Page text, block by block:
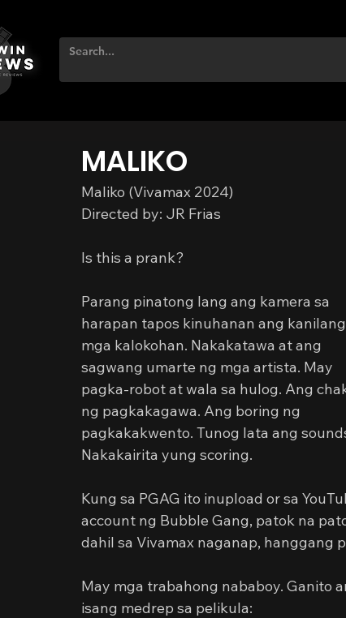
MALIKO
Maliko (Vivamax 2024)
Directed by: JR Frias
Is this a prank?
Parang pinatong lang ang kamera sa
harapan tapos kinuhanan ang kanilang
mga kalokohan. Nakakatawa at ang
sagwang umarte ng mga artista. May
pagka-robot at wala sa hulog. Ang
ng pagkakagawa. Ang boring ng
pagkakakwento. Tunog lata ang
Nakakairita yung scoring.
Kung sa PGAG ito inupload or sa
account ng Bubble Gang, patok na
dahil sa Vivamax naganap, hanggang
May mga trabahong nababoy. Ganito
isang medrep sa pelikula: